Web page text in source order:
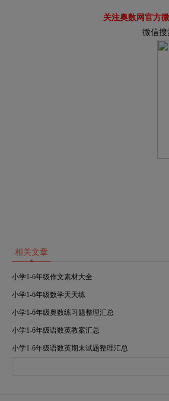
关注奥数网官方
微信搜
相关文章
小学1-6年级作文素材大全
小学1-6年级数学天天练
小学1-6年级奥数练习题整理汇总
小学1-6年级语数英教案汇总
小学1-6年级语数英期末试题整理汇总